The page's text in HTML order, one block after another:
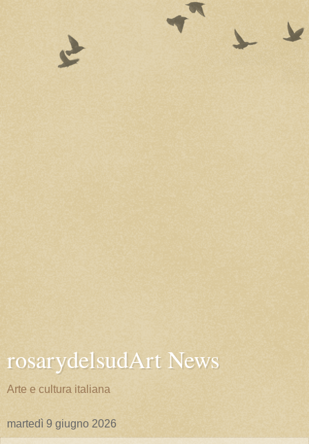
rosarydelsudArt News
Arte e cultura italiana
martedì 9 giugno 2026